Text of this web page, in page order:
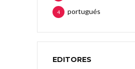
portugués
4
EDITORES